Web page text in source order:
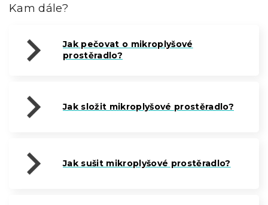
Kam dále?
Jak pečovat o mikroplyšové
prostěradlo?
Jak složit mikroplyšové prostěradlo?
Jak sušit mikroplyšové prostěradlo?